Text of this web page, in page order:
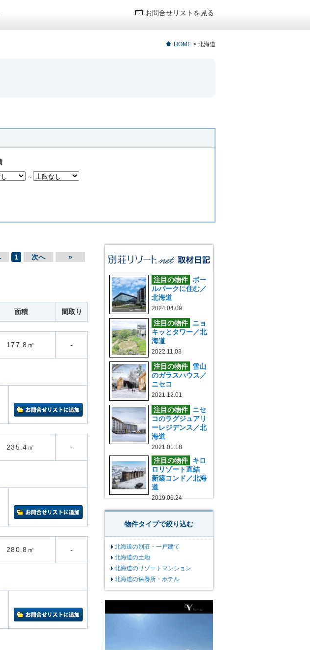
お問合せリストを見る
HOME > 北海道
～
1 次へ »
面積 間取り
177.8㎡ -
235.4㎡ -
280.8㎡ -
注目の物件 ボー
ルパークに住む／
北海道
2024.04.09
注目の物件
ニョ
キッとタワー／北
海道
2022.11.03
注目の物件
雪山
のガラスハウス／
ニセコ
2021.12.01
注目の物件
ニセ
コのラグジュアリ
ーレジデンス／北
海道
2021.01.18
注目の物件
キロ
ロリゾート直結
新築コンド／北海
道
2019.06.24
物件タイプで絞り込む
北海道の別荘・一戸建て
北海道の土地
北海道のリゾートマンション
北海道の保養所・ホテル